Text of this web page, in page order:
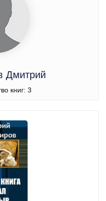
Дмитрий
книг: 3